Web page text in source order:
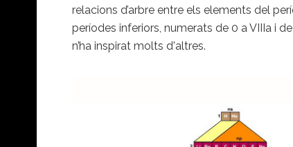
relacions d’arbre entre els elements del
períodes inferiors, numerats de 0 a VIIIa i
n’ha inspirat molts d'altres.